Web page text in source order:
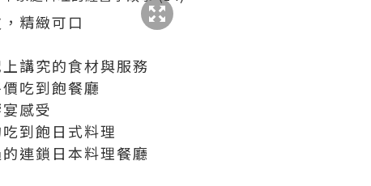
精緻可口
講究的食材與服務
吃到飽餐廳
感受
到飽日式料理
連鎖日本料理餐廳